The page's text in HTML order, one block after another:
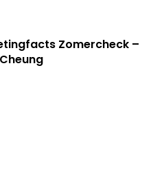
Zomercheck –